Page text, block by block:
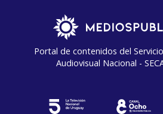
Portal de contenidos del
Audiovisual Nacional -